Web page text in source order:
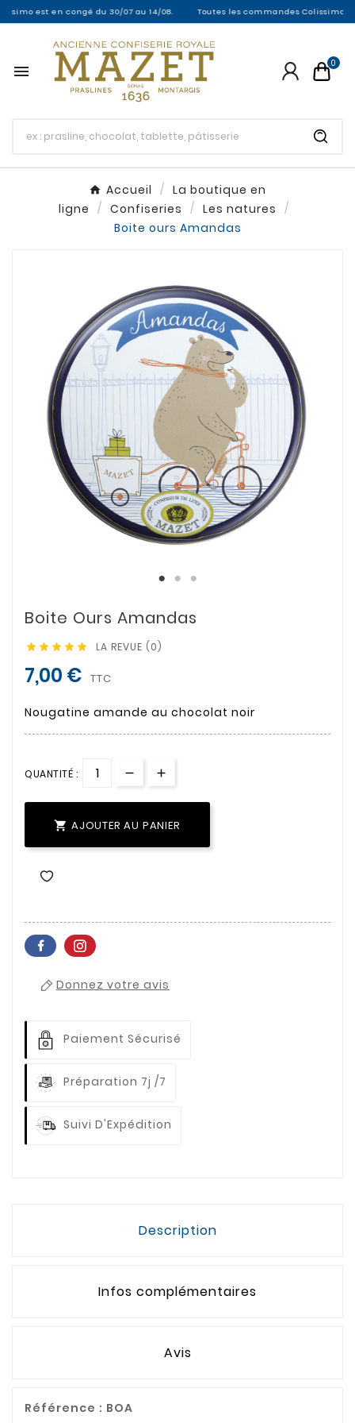
est en congé du 30/07 au 14/08. Toutes les commandes Colissimo entre
 0
Accueil
La boutique en
ligne
Confiseries
Les natures
Boite ours Amandas
Boite Ours Amandas
     LA REVUE (0)
7,00 € TTC
Nougatine amande au chocolat noir
QUANTITÉ :
 AJOUTER AU PANIER
Donnez votre avis
Paiement Sécurisé
Préparation 7j /7
Suivi D'Expédition
Description
Infos complémentaires
Avis
Référence : BOA